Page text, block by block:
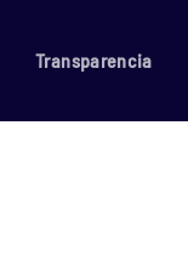
Transparencia